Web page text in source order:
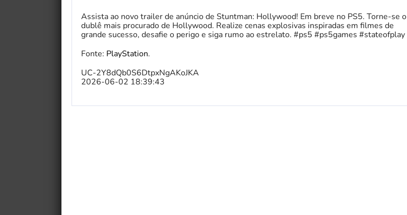
Assista ao novo trailer de anúncio de Stuntman: Hollywood! Em breve no PS5. Torne-se o
dublê mais procurado de Hollywood. Realize cenas explosivas inspiradas em filmes de
grande sucesso, desafie o perigo e siga rumo ao estrelato. #ps5 #ps5games #stateofplay
Fonte: PlayStation.
UC-2Y8dQb0S6DtpxNgAKoJKA
2026-06-02 18:39:43